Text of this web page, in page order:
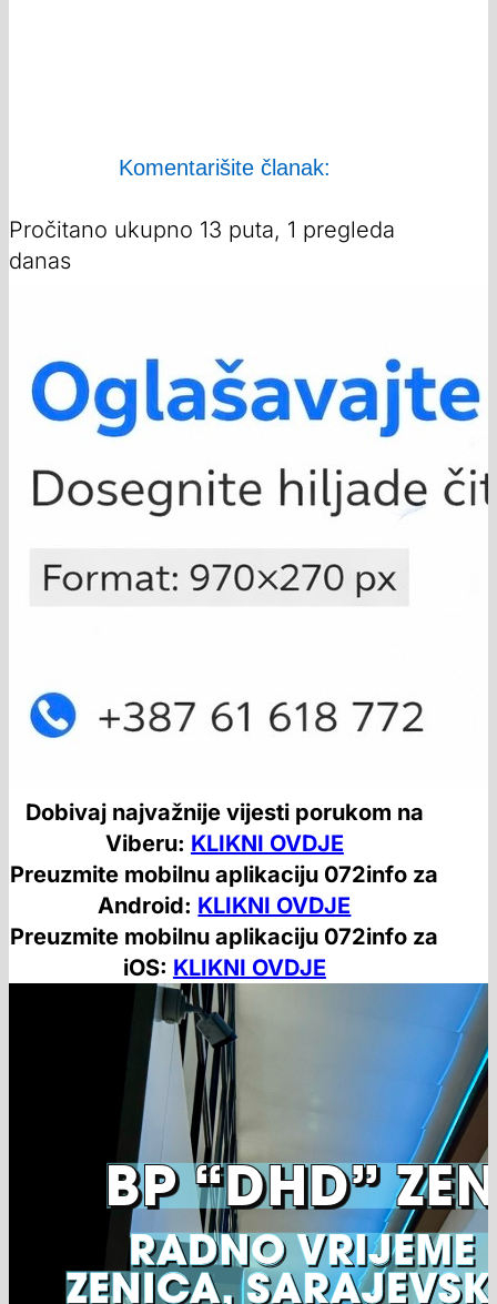
Komentarišite članak:
Pročitano ukupno 13 puta, 1 pregleda
danas
Dobivaj najvažnije vijesti porukom na
Viberu: KLIKNI OVDJE
Preuzmite mobilnu aplikaciju 072info za
Android: KLIKNI OVDJE
Preuzmite mobilnu aplikaciju 072info za
iOS: KLIKNI OVDJE